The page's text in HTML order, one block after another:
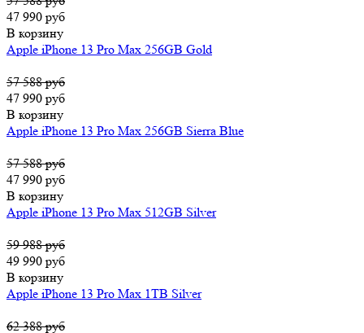
47 990 руб
В корзину
Apple iPhone 13 Pro Max 256GB Gold
57 588 руб
47 990 руб
В корзину
Apple iPhone 13 Pro Max 256GB Sierra Blue
57 588 руб
47 990 руб
В корзину
Apple iPhone 13 Pro Max 512GB Silver
59 988 руб
49 990 руб
В корзину
Apple iPhone 13 Pro Max 1TB Silver
62 388 руб